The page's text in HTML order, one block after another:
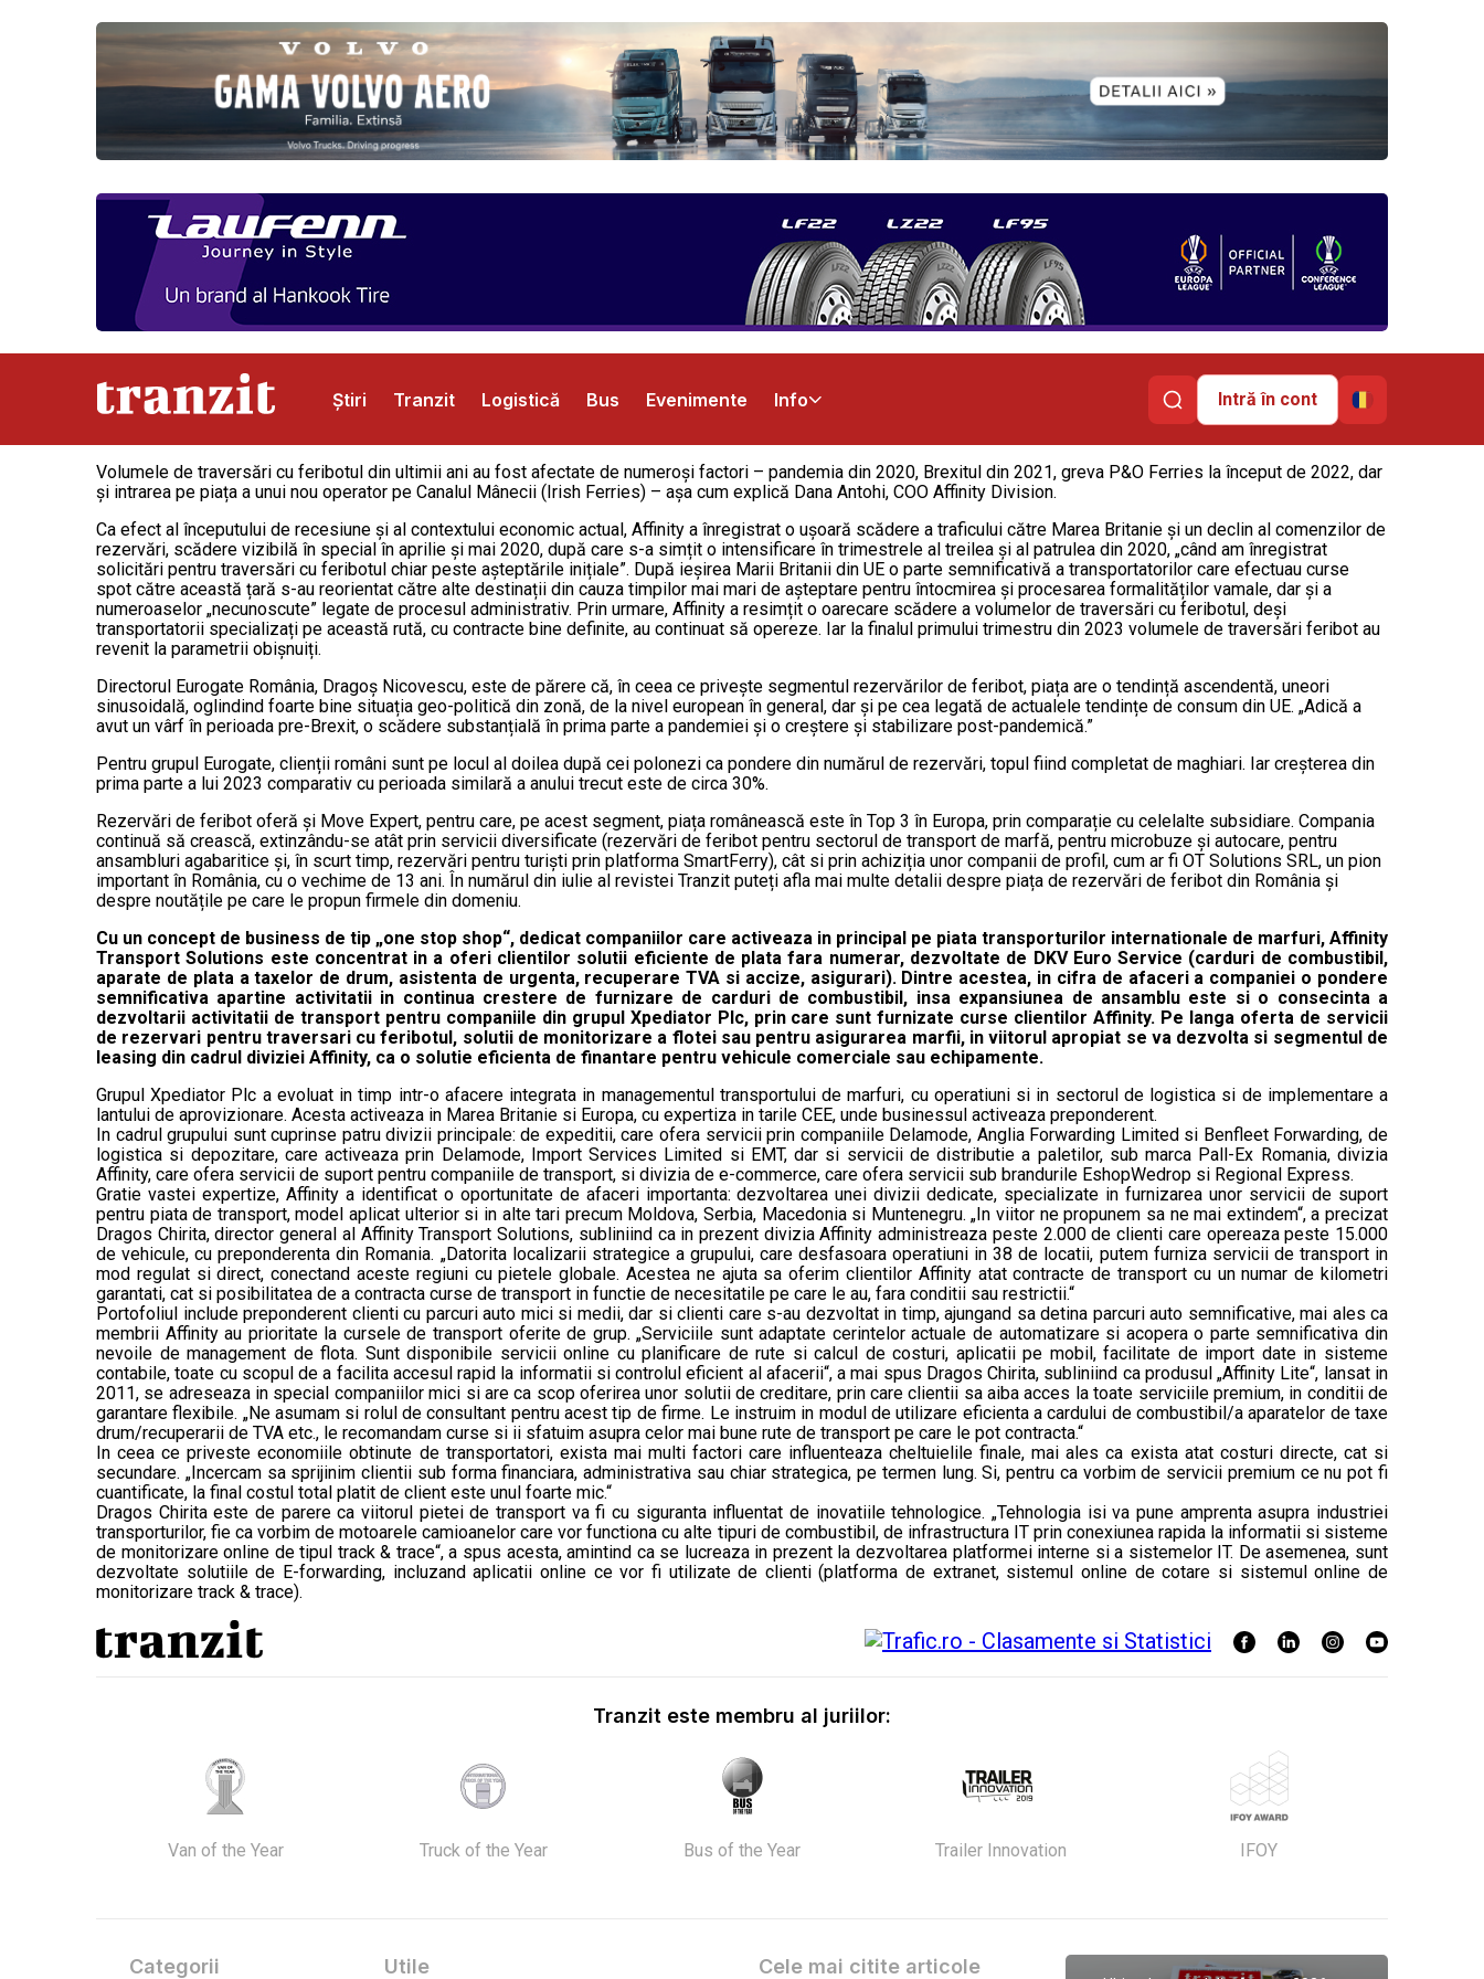
Știri Tranzit Logistică Bus Evenimente Info
Abonamente Publicitate Contact
Intră în cont
Volumele de traversări cu feribotul din ultimii ani au fost afectate de numeroși factori – pandemia din 2020, Brexitul din 2021, greva P&O Ferries la început de 2022, dar
și intrarea pe piața a unui nou operator pe Canalul Mânecii (Irish Ferries) – așa cum explică Dana Antohi, COO Affinity Division.
Ca efect al începutului de recesiune și al contextului economic actual, Affinity a înregistrat o ușoară scădere a traficului către Marea Britanie și un declin al comenzilor de
rezervări, scădere vizibilă în special în aprilie și mai 2020, după care s-a simțit o intensificare în trimestrele al treilea și al patrulea din 2020, „când am înregistrat
solicitări pentru traversări cu feribotul chiar peste așteptările inițiale”. După ieșirea Marii Britanii din UE o parte semnificativă a transportatorilor care efectuau curse
spot către această țară s-au reorientat către alte destinații din cauza timpilor mai mari de așteptare pentru întocmirea și procesarea formalităților vamale, dar și a
numeroaselor „necunoscute” legate de procesul administrativ. Prin urmare, Affinity a resimțit o oarecare scădere a volumelor de traversări cu feribotul, deși
transportatorii specializați pe această rută, cu contracte bine definite, au continuat să opereze. Iar la finalul primului trimestru din 2023 volumele de traversări feribot au
revenit la parametrii obișnuiți.
Directorul Eurogate România, Dragoș Nicovescu, este de părere că, în ceea ce privește segmentul rezervărilor de feribot, piața are o tendință ascendentă, uneori
sinusoidală, oglindind foarte bine situația geo-politică din zonă, de la nivel european în general, dar și pe cea legată de actualele tendințe de consum din UE. „Adică a
avut un vârf în perioada pre-Brexit, o scădere substanțială în prima parte a pandemiei și o creștere și stabilizare post-pandemică.”
Pentru grupul Eurogate, clienții români sunt pe locul al doilea după cei polonezi ca pondere din numărul de rezervări, topul fiind completat de maghiari. Iar creșterea din
prima parte a lui 2023 comparativ cu perioada similară a anului trecut este de circa 30%.
Rezervări de feribot oferă și Move Expert, pentru care, pe acest segment, piața românească este în Top 3 în Europa, prin comparație cu celelalte subsidiare. Compania
continuă să crească, extinzându-se atât prin servicii diversificate (rezervări de feribot pentru sectorul de transport de marfă, pentru microbuze și autocare, pentru
ansambluri agabaritice și, în scurt timp, rezervări pentru turiști prin platforma SmartFerry), cât si prin achiziția unor companii de profil, cum ar fi OT Solutions SRL, un pion
important în România, cu o vechime de 13 ani. În numărul din iulie al revistei Tranzit puteți afla mai multe detalii despre piața de rezervări de feribot din România și
despre noutățile pe care le propun firmele din domeniu.
Cu un concept de business de tip „one stop shop“, dedicat companiilor care activeaza in principal pe piata transporturilor internationale de marfuri, Affinity
Transport Solutions este concentrat in a oferi clientilor solutii eficiente de plata fara numerar, dezvoltate de DKV Euro Service (carduri de combustibil,
aparate de plata a taxelor de drum, asistenta de urgenta, recuperare TVA si accize, asigurari). Dintre acestea, in cifra de afaceri a companiei o pondere
semnificativa apartine activitatii in continua crestere de furnizare de carduri de combustibil, insa expansiunea de ansamblu este si o consecinta a
dezvoltarii activitatii de transport pentru companiile din grupul Xpediator Plc, prin care sunt furnizate curse clientilor Affinity. Pe langa oferta de servicii
de rezervari pentru traversari cu feribotul, solutii de monitorizare a flotei sau pentru asigurarea marfii, in viitorul apropiat se va dezvolta si segmentul de
leasing din cadrul diviziei Affinity, ca o solutie eficienta de finantare pentru vehicule comerciale sau echipamente.
Grupul Xpediator Plc a evoluat in timp intr-o afacere integrata in managementul transportului de marfuri, cu operatiuni si in sectorul de logistica si de implementare a
lantului de aprovizionare. Acesta activeaza in Marea Britanie si Europa, cu expertiza in tarile CEE, unde businessul activeaza preponderent.
In cadrul grupului sunt cuprinse patru divizii principale: de expeditii, care ofera servicii prin companiile Delamode, Anglia Forwarding Limited si Benfleet Forwarding, de
logistica si depozitare, care activeaza prin Delamode, Import Services Limited si EMT, dar si servicii de distributie a paletilor, sub marca Pall-Ex Romania, divizia
Affinity, care ofera servicii de suport pentru companiile de transport, si divizia de e-commerce, care ofera servicii sub brandurile EshopWedrop si Regional Express.
Gratie vastei expertize, Affinity a identificat o oportunitate de afaceri importanta: dezvoltarea unei divizii dedicate, specializate in furnizarea unor servicii de suport
pentru piata de transport, model aplicat ulterior si in alte tari precum Moldova, Serbia, Macedonia si Muntenegru. „In viitor ne propunem sa ne mai extindem“, a precizat
Dragos Chirita, director general al Affinity Transport Solutions, subliniind ca in prezent divizia Affinity administreaza peste 2.000 de clienti care opereaza peste 15.000
de vehicule, cu preponderenta din Romania. „Datorita localizarii strategice a grupului, care desfasoara operatiuni in 38 de locatii, putem furniza servicii de transport in
mod regulat si direct, conectand aceste regiuni cu pietele globale. Acestea ne ajuta sa oferim clientilor Affinity atat contracte de transport cu un numar de kilometri
garantati, cat si posibilitatea de a contracta curse de transport in functie de necesitatile pe care le au, fara conditii sau restrictii.“
Portofoliul include preponderent clienti cu parcuri auto mici si medii, dar si clienti care s-au dezvoltat in timp, ajungand sa detina parcuri auto semnificative, mai ales ca
membrii Affinity au prioritate la cursele de transport oferite de grup. „Serviciile sunt adaptate cerintelor actuale de automatizare si acopera o parte semnificativa din
nevoile de management de flota. Sunt disponibile servicii online cu planificare de rute si calcul de costuri, aplicatii pe mobil, facilitate de import date in sisteme
contabile, toate cu scopul de a facilita accesul rapid la informatii si controlul eficient al afacerii“, a mai spus Dragos Chirita, subliniind ca produsul „Affinity Lite“, lansat in
2011, se adreseaza in special companiilor mici si are ca scop oferirea unor solutii de creditare, prin care clientii sa aiba acces la toate serviciile premium, in conditii de
garantare flexibile. „Ne asumam si rolul de consultant pentru acest tip de firme. Le instruim in modul de utilizare eficienta a cardului de combustibil/a aparatelor de taxe
drum/recuperarii de TVA etc., le recomandam curse si ii sfatuim asupra celor mai bune rute de transport pe care le pot contracta.“
In ceea ce priveste economiile obtinute de transportatori, exista mai multi factori care influenteaza cheltuielile finale, mai ales ca exista atat costuri directe, cat si
secundare. „Incercam sa sprijinim clientii sub forma financiara, administrativa sau chiar strategica, pe termen lung. Si, pentru ca vorbim de servicii premium ce nu pot fi
cuantificate, la final costul total platit de client este unul foarte mic.“
Dragos Chirita este de parere ca viitorul pietei de transport va fi cu siguranta influentat de inovatiile tehnologice. „Tehnologia isi va pune amprenta asupra industriei
transporturilor, fie ca vorbim de motoarele camioanelor care vor functiona cu alte tipuri de combustibil, de infrastructura IT prin conexiunea rapida la informatii si sisteme
de monitorizare online de tipul track & trace“, a spus acesta, amintind ca se lucreaza in prezent la dezvoltarea platformei interne si a sistemelor IT. De asemenea, sunt
dezvoltate solutiile de E-forwarding, incluzand aplicatii online ce vor fi utilizate de clienti (platforma de extranet, sistemul online de cotare si sistemul online de
monitorizare track & trace).
Tranzit este membru al juriilor:
Van of the Year Truck of the Year Bus of the Year Trailer Innovation IFOY
Categorii Utile Cele mai citite articole